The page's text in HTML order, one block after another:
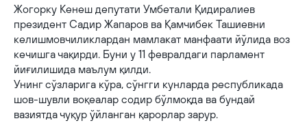
Жогорку Кенеш депутати Умбетали Қидиралиев
президент Садир Жапаров ва Қамчибек Ташиевни
келишмовчиликлардан мамлакат манфаати йўлида воз
кечишга чақирди. Буни у 11 февралдаги парламент
йиғилишида маълум қилди.
Унинг сўзларига кўра, сўнгги кунларда республикада
шов-шувли воқеалар содир бўлмоқда ва бундай
вазиятда чуқур ўйланган қарорлар зарур.